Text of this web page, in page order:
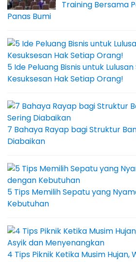
Training Bersama
Panas Bumi
5 Ide Peluang Bisnis untuk Lulusan
Kesuksesan Hak Setiap Orang!
7 Bahaya Rayap bagi Struktur
Diabaikan
5 Tips Memilih Sepatu yang
Kebutuhan
4 Tips Piknik Ketika Musim Hujan,